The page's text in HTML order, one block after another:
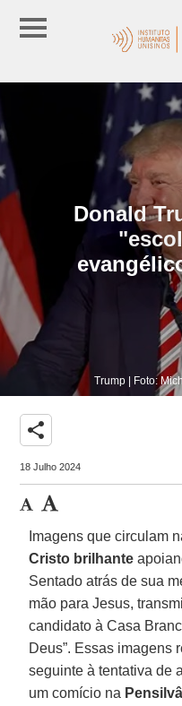
Donald
Trump | Foto:
share
18 Julho 2024
Imagens que circulam
Cristo brilhante
Sentado atrás de sua
mão para Jesus,
candidato à Casa
Deus”. Essas imagens
seguinte à tentativa de
um comício na